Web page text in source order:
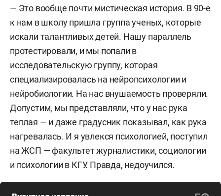
— Это вообще почти мистическая история. В 90-е
к нам в школу пришла группа ученых, которые
искали талантливых детей. Нашу параллель
протестировали, и мы попали в
исследовательскую группу, которая
специализировалась на нейропсихологии и
нейробиологии. На нас внушаемость проверяли.
Допустим, мы представляли, что у нас рука
теплая — и даже градусник показывал, как рука
нагревалась. И я увлекся психологией, поступил
на ЖСП — факультет журналистики, социологии
и психологии в КГУ. Правда, недоучился.